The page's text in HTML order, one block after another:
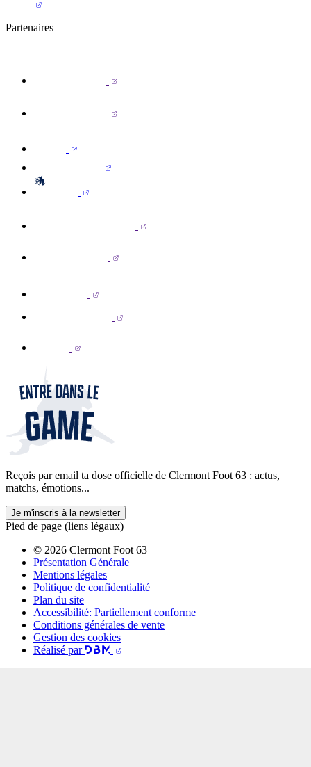
Partenaires
Reçois par email ta dose officielle de Clermont Foot 63 : actus,
matchs, émotions...
Je m'inscris à la newsletter
Pied de page (liens légaux)
© 2026 Clermont Foot 63
Présentation Générale
Mentions légales
Politique de confidentialité
Plan du site
Accessibilité: Partiellement conforme
Conditions générales de vente
Gestion des cookies
Réalisé par